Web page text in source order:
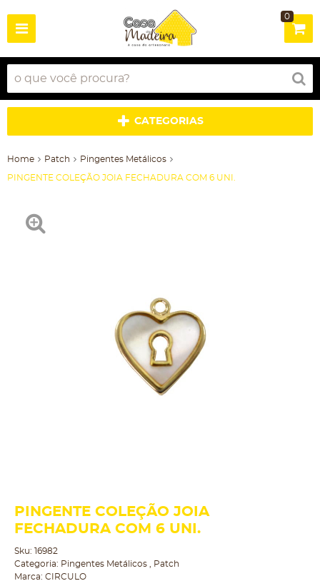
0
CATEGORIAS
Home Patch Pingentes Metálicos
PINGENTE COLEÇÃO JOIA FECHADURA COM 6 UNI.
PINGENTE COLEÇÃO JOIA
FECHADURA COM 6 UNI.
Sku: 16982
Categoria: Pingentes Metálicos
Patch
Marca: CIRCULO